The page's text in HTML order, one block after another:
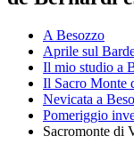
A Besozzo
Aprile sul
Il mio studio a
Il Sacro Monte
Nevicata a
Pomeriggio
Sacromonte di